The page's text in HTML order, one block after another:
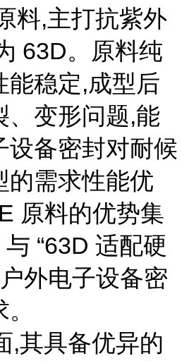
料,主打抗紫外
63D。原料纯
能稳定,成型后
、变形问题,能
设备密封对耐候
的需求性能优
原料的优势集
与 “63D 适配硬
外电子设备密
,其具备优异的